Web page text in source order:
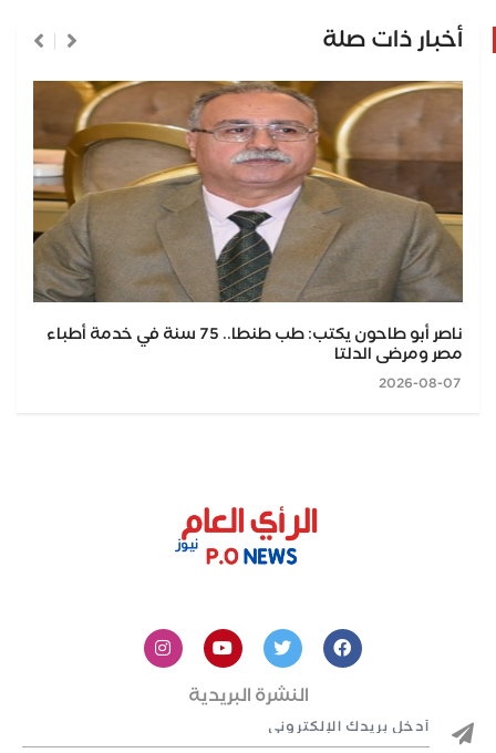
أخبار ذات صلة
ناصر أبو طاحون يكتب: طب طنطا.. 75 سنة في خدمة أطباء
مصر ومرضى الدلتا
النشرة البريدية